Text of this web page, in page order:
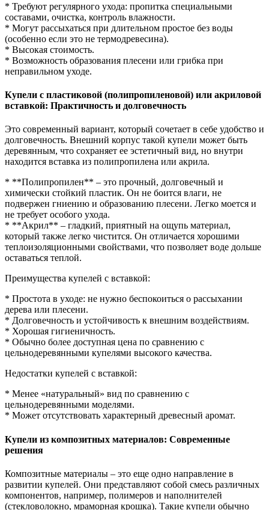
* Требуют регулярного ухода: пропитка специальными
составами, очистка, контроль влажности.
* Могут рассыхаться при длительном простое без воды
(особенно если это не термодревесина).
* Высокая стоимость.
* Возможность образования плесени или грибка при
неправильном уходе.
Купели с пластиковой (полипропиленовой) или акриловой
вставкой: Практичность и долговечность
Это современный вариант, который сочетает в себе удобство и
долговечность. Внешний корпус такой купели может быть
деревянным, что сохраняет ее эстетичный вид, но внутри
находится вставка из полипропилена или акрила.
* **Полипропилен** – это прочный, долговечный и
химически стойкий пластик. Он не боится влаги, не
подвержен гниению и образованию плесени. Легко моется и
не требует особого ухода.
* **Акрил** – гладкий, приятный на ощупь материал,
который также легко чистится. Он отличается хорошими
теплоизоляционными свойствами, что позволяет воде дольше
оставаться теплой.
Преимущества купелей с вставкой:
* Простота в уходе: не нужно беспокоиться о рассыхании
дерева или плесени.
* Долговечность и устойчивость к внешним воздействиям.
* Хорошая гигиеничность.
* Обычно более доступная цена по сравнению с
цельнодеревянными купелями высокого качества.
Недостатки купелей с вставкой:
* Менее «натуральный» вид по сравнению с
цельнодеревянными моделями.
* Может отсутствовать характерный древесный аромат.
Купели из композитных материалов: Современные
решения
Композитные материалы – это еще одно направление в
развитии купелей. Они представляют собой смесь различных
компонентов, например, полимеров и наполнителей
(стекловолокно, мраморная крошка). Такие купели обычно